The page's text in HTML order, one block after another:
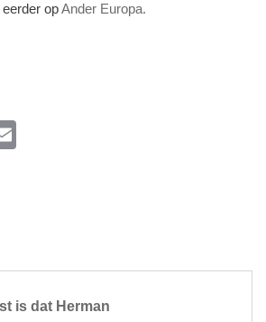
opAnder Europa.
is dat Herman